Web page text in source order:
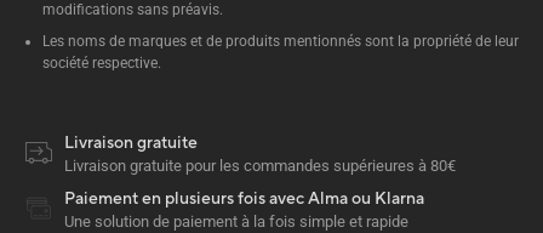
modifications sans préavis.
Les noms de marques et de produits mentionnés sont la propriété de leur
société respective.
Livraison gratuite
Livraison gratuite pour les commandes supérieures à 80€
Paiement en plusieurs fois avec Alma ou Klarna
Une solution de paiement à la fois simple et rapide